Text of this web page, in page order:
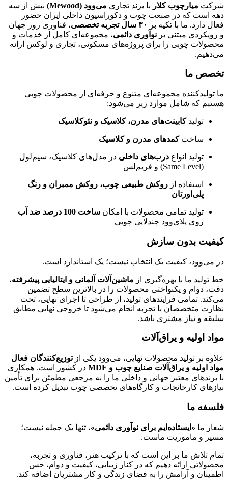
شرکت میارچوب کلار با برند تجاری می‌وود (Mewood)
بیش از سه
دهه است که در صنعت چوب و دکوراسیون داخلی ایران حضور
فعال دارد. ما با تکیه بر
۳۰ سال تجربه تخصصی
، فناوری روز جهان
و رویکردی مبتنی بر نوآوری دائمی، مجموعه‌ای کامل از خدمات و
محصولات چوبی را برای پروژه‌های مسکونی، تجاری و لوکس ارائه
می‌دهیم.
تخصص ما
ما تولیدکننده مجموعه‌ای متنوع و حرفه‌ای از محصولات چوبی
هستیم که شامل موارد زیر می‌شود:
تولیدکابینت‌های مدرن، کلاسیک و نئوکلاسیک
ساختکمدهای مدرن و کلاسیک
تولید انواع درب‌های داخلی در مدل‌های کلاسیک، سیم‌لول
(Same Level) و فریم‌لس
استفاده از روکش طبیعی چوب، روکش ممبران و رنگ
پلی‌اورتان
تولید تمامی محصولات با امکان ساخت 100 درصد ضد آب
روی پلای‌وود چندلایی چوبی
کیفیت بدون سازش
در می‌وود، کیفیت یک انتخاب نیست؛ یک استاندارد است.
خط تولید ما با بهره‌گیری از ماشین‌آلات آلمانی و ایتالیایی پیشرفته،
دقت، دوام و یکنواختی محصولات را در بالاترین سطح تضمین
می‌کند. تمامی فرایندهای تولید، از طراحی تا اجرای نهایی، تحت
نظارت متخصصان با تجربه انجام می‌شود تا خروجی نهایی مطابق
سلیقه و نیاز مشتری باشد.
مواد اولیه و یراق‌آلات
علاوه بر تولید محصولات نهایی، می‌وود یکی ازتوزیع‌کنندگان فعال
مواد اولیه و یراق‌آلات صنایع چوب و MDF
در کشور است. همکاری
با برندهای معتبر جهانی و داخلی ما را به مرجعی مطمئن برای تأمین
نیازهای کارخانجات و کارگاه‌های تخصصی چوب تبدیل کرده است.
فلسفه ما
شعار ما «ایستاده‌ایم برای نوآوری دائمی»، تنها یک جمله نیست؛
مسیر و ماموریت ماست.
تمام تلاش ما بر این است که با ترکیب هنر، فناوری و تجربه،
محصولاتی ارائه دهیم که در کنار زیبایی، کیفیت و دوام، حس
اطمینان و آرامش را به فضای زندگی و کار مشتریان اضافه کند.